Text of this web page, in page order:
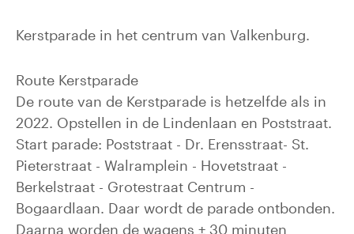
Kerstparade in het centrum van Valkenburg.
Route Kerstparade
De route van de Kerstparade is hetzelfde als in
2022. Opstellen in de Lindenlaan en Poststraat.
Start parade: Poststraat - Dr. Erensstraat- St.
Pieterstraat - Walramplein - Hovetstraat -
Berkelstraat - Grotestraat Centrum -
Bogaardlaan. Daar wordt de parade ontbonden.
Daarna worden de wagens ± 30 minuten